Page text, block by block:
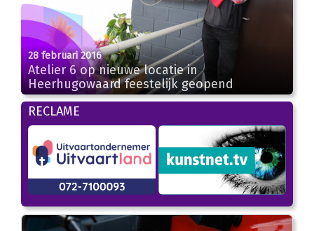
28 februari 2016
Atelier 6 op nieuwe locatie in
Heerhugowaard feestelijk geopend
RECLAME